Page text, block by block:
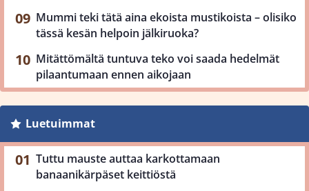
Mummi teki tätä aina ekoista mustikoista – olisiko
tässä kesän helpoin jälkiruoka?
Mitättömältä tuntuva teko voi saada hedelmät
pilaantumaan ennen aikojaan
Luetuimmat
Tuttu mauste auttaa karkottamaan
banaanikärpäset keittiöstä